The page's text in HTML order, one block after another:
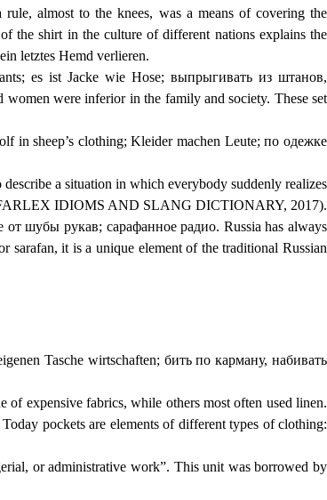
almost to the knees, was a means of covering the
the shirt in the culture of different nations explains the
letztes Hemd verlieren.
es ist Jacke wie Hose; выпрыгивать из штанов,
were inferior in the family and society. These set
in sheep’s clothing; Kleider machen Leute; по одежке
a situation in which everybody suddenly realizes
FARLEX IDIOMS AND SLANG DICTIONARY, 2017).
шубы рукав; сарафанное радио. Russia has always
sarafan, it is a unique element of the traditional Russian
Tasche wirtschaften; бить по карману, набивать
of expensive fabrics, while others most often used linen.
pockets are elements of different types of clothing:
or administrative work”. This unit was borrowed by